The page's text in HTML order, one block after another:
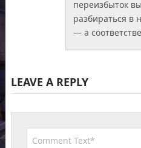
переизбыток
разбираться в
— а
LEAVE A REPLY